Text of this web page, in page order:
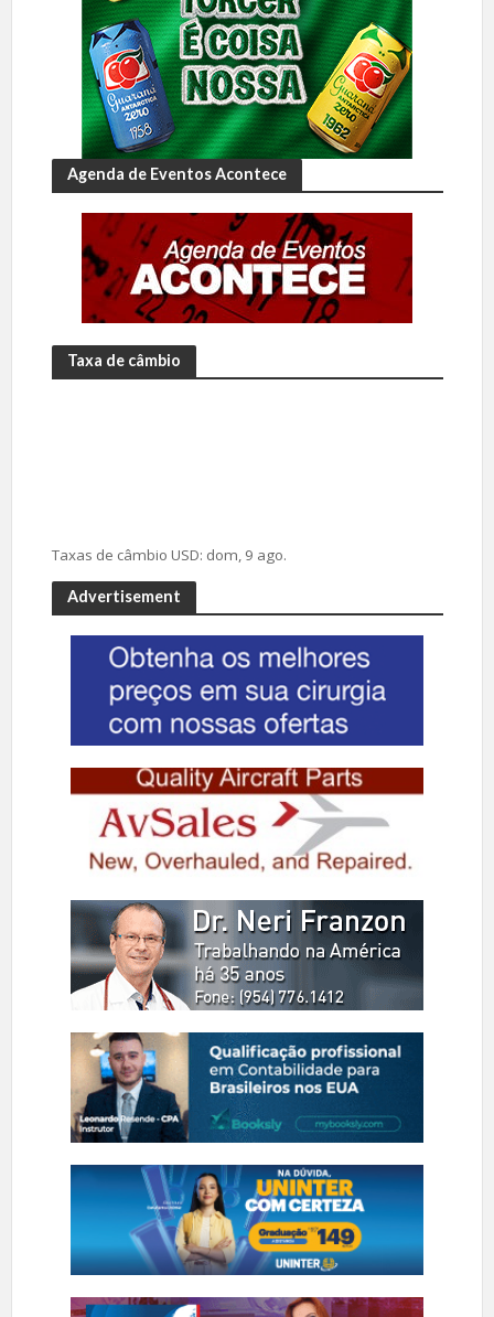
Agenda de Eventos Acontece
Taxa de câmbio
Taxas de câmbio USD: dom, 9 ago.
Advertisement